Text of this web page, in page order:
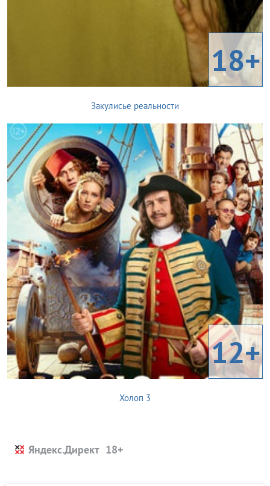
18+
Закулисье реальности
12+
Холоп 3
Яндекс.Директ